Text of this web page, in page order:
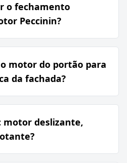
o fechamento
Peccinin?
motor do portão para
da fachada?
motor deslizante,